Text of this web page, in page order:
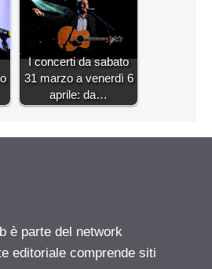
I concerti da sabato
31 marzo a venerdì 6
aprile: da…
è parte del network
editoriale comprende siti